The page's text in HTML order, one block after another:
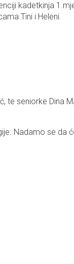
kadetkinja
Tini i Heleni.
te seniorke Dina
Nadamo se da